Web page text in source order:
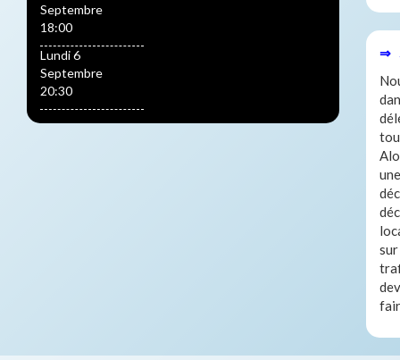
Septembre
18:00
Lundi 6
Septembre
20:30
⇒